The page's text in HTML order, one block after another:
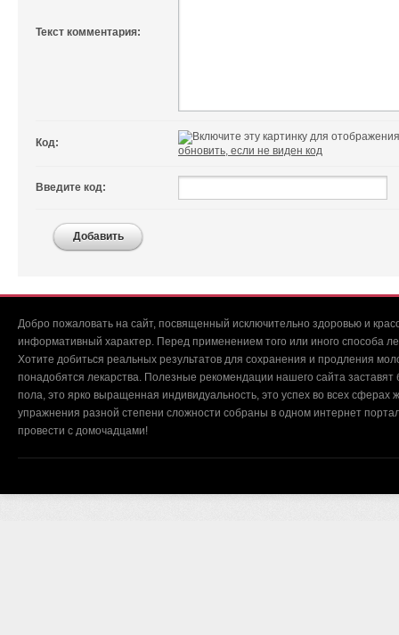
Текст комментария:
Код:
обновить, если не виден код
Введите код:
Добавить
Добро пожаловать на сайт, посвященный исключительно здоровью и
информативный характер. Перед применением того или иного способа
Хотите добиться реальных результатов для сохранения и продления
понадобятся лекарства. Полезные рекомендации нашего сайта
пола, это ярко выращенная индивидуальность, это успех во всех
упражнения разной степени сложности собраны в одном интернет
провести с домочадцами!